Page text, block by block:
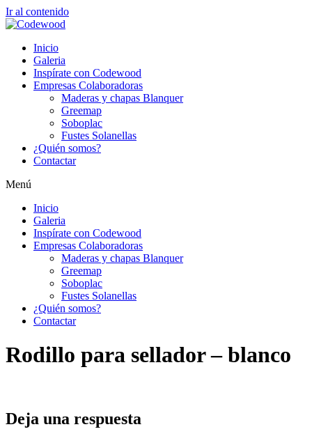
Ir al contenido
Inicio
Galeria
Inspírate con Codewood
Empresas Colaboradoras
Maderas y chapas Blanquer
Greemap
Soboplac
Fustes Solanellas
¿Quién somos?
Contactar
Menú
Inicio
Galeria
Inspírate con Codewood
Empresas Colaboradoras
Maderas y chapas Blanquer
Greemap
Soboplac
Fustes Solanellas
¿Quién somos?
Contactar
Rodillo para sellador – blanco
Deja una respuesta